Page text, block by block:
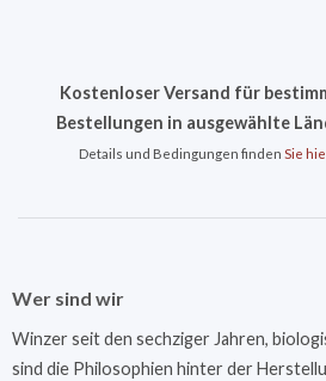
Kostenloser Versand für
Bestellungen in ausgewählte
Details und Bedingungen finden Sie
Wer sind wir
Winzer seit den sechziger Jahren,
sind die Philosophien hinter der